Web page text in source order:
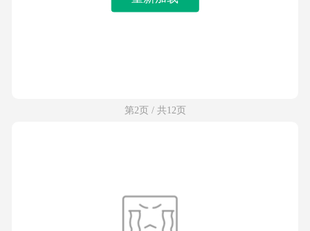
第2页 / 共12页